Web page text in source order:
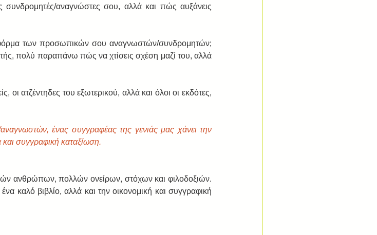
συνδρομητές/αναγνώστες σου, αλλά και πώς αυξάνεις
των προσωπικών σου αναγνωστών/συνδρομητών;
πολύ παραπάνω πώς να χτίσεις σχέση μαζί του, αλλά
οι ατζέντηδες του εξωτερικού, αλλά και όλοι οι εκδότες,
ένας συγγραφέας της γενιάς μας χάνει την
συγγραφική καταξίωση.
ανθρώπων, πολλών ονείρων, στόχων και φιλοδοξιών.
καλό βιβλίο, αλλά και την οικονομική και συγγραφική